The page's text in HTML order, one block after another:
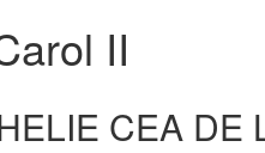
II
CEA DE